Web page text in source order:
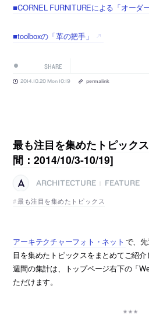
■CORNEL FURNITUREによる「オーダ
■toolboxの「革の把手」
SHARE
2014.10.20 Mon 10:19 permalink
最も注目を集めたトピック
間：2014/10/3-10/19]
ARCHITECTURE
FEATURE
最も注目を集めたトピックス
アーキテクチャーフォト・ネット で、
目を集めたトピックスをまとめてご紹
週間の集計は、トップページ右下の「
ただけます。